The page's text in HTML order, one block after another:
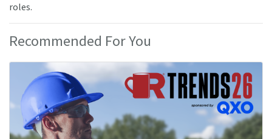
roles.
Recommended For You